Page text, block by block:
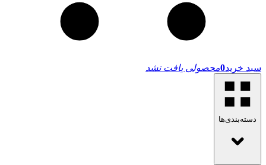
سبد خرید0محصولی یافت نشد
دسته‌بندی‌ها